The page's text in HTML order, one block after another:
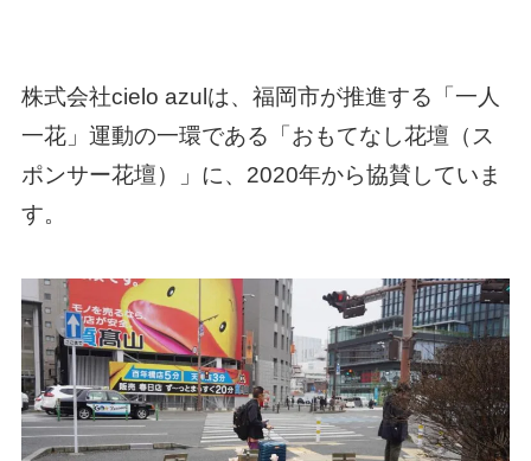
株式会社cielo azulは、福岡市が推進する「一人
一花」運動の一環である「おもてなし花壇（ス
ポンサー花壇）」に、2020年から協賛していま
す。